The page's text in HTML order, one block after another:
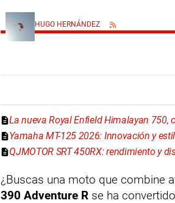
HUGO HERNÁNDEZ
La nueva Royal Enfield Himalayan 750,
Yamaha MT-125 2026: Innovación y
QJMOTOR SRT 450RX: rendimiento y
¿Buscas una moto que combine
390 Adventure R se ha